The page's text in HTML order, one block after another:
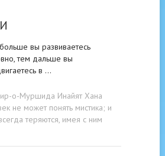
вы развиваетесь
тем дальше вы
в …
о-Муршида Инайят Хана
не может понять мистика; и
теряются, имея с ним